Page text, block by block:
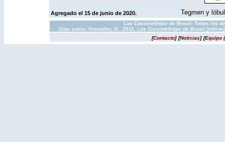
Tegmen y
Agregado el 15 de junio de 2020.
Las Coccinellidae de Brasil- Todos los
Citar como: González, G. ,2011. Los Coccinellidae de Brasil
[Contacto] [Noticias] [Equipo